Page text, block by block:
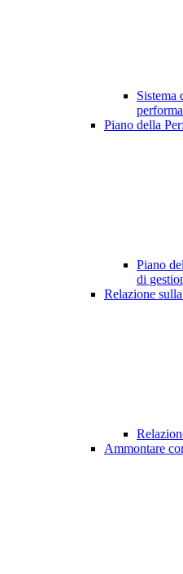
Sistema
Piano della
Piano
di
Relazione
Ammontare